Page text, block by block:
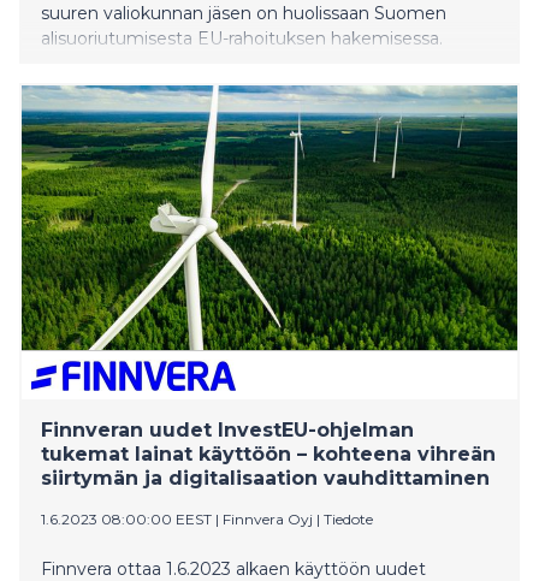
suuren valiokunnan jäsen on huolissaan Suomen
alisuoriutumisesta EU-rahoituksen hakemisessa.
Finnveran uudet InvestEU-ohjelman
tukemat lainat käyttöön – kohteena vihreän
siirtymän ja digitalisaation vauhdittaminen
1.6.2023 08:00:00 EEST | Finnvera Oyj | Tiedote
Finnvera ottaa 1.6.2023 alkaen käyttöön uudet